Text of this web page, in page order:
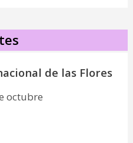
de las Flores
octubre